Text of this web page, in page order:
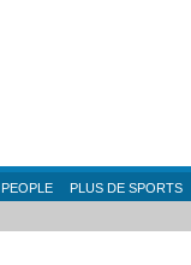
PEOPLE PLUS DE SPORTS